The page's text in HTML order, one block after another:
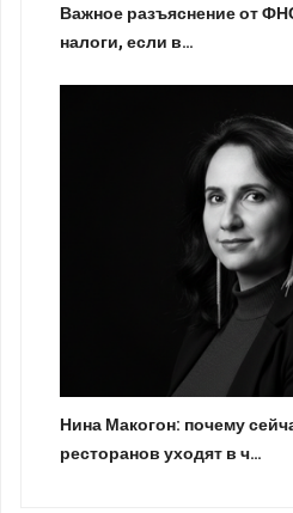
Важное разъяснение от
налоги, если в…
Нина Макогон: почему
ресторанов уходят в ч…